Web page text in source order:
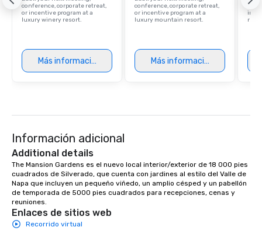
conference, corporate retreat,
or incentive program at a
luxury winery resort.
Más información
conference, corporate retreat,
or incentive program at a
luxury mountain resort.
Más información
Información adicional
Additional details
The Mansion Gardens es el nuevo local interior/exterior de 18 000 pies
cuadrados de Silverado, que cuenta con jardines al estilo del Valle de
Napa que incluyen un pequeño viñedo, un amplio césped y un pabellón
de temporada de 5000 pies cuadrados para recepciones, cenas y
reuniones.
Enlaces de sitios web
Recorrido virtual